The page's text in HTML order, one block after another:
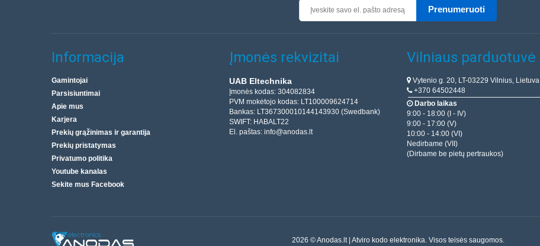
Prenumeruoti
Informacija
Gamintojai
Parsisiuntimai
Apie mus
Karjera
Prekių grąžinimas ir garantija
Prekių pristatymas
Privatumo politika
Youtube kanalas
Sekite mus Facebook
Įmonės rekvizitai
UAB Eltechnika
Įmonės kodas: 304082834
PVM mokėtojo kodas: LT100009624714
Bankas: LT367300010144143930 (Swedbank)
SWIFT: HABALT22
El. paštas: info@anodas.lt
Vilniaus parduotuvė
Vytenio g. 20, LT-03229 Vilnius, Lietuva
+370 64502448
Darbo laikas
9:00 - 18:00 (I - IV)
9:00 - 17:00 (V)
10:00 - 14:00 (VI)
Nedirbame (VII)
(Dirbame be pietų pertraukos)
2026 © Anodas.lt | Atviro kodo elektronika. Visos teisės saugomos.